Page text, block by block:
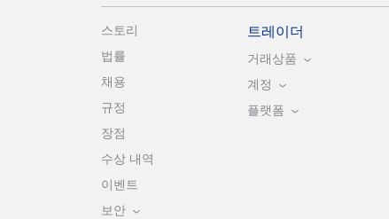
스토리
법률
채용
규정
장점
수상 내역
이벤트
보안
트레이더
거래상품
계정
플랫폼